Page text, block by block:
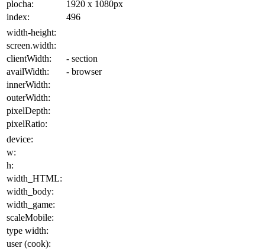
plocha: 1920 x 1080px
index:
496
width-height:
screen.width:
clientWidth:
- section
availWidth:
- browser
innerWidth:
outerWidth:
pixelDepth:
pixelRatio:
device:
w:
h:
width_HTML:
width_body:
width_game:
scaleMobile:
type width:
user (cook):